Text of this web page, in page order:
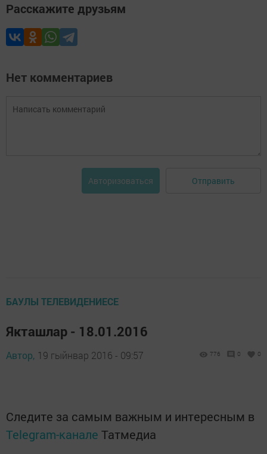
Расскажите друзьям
Нет комментариев
Авторизоваться Отправить
БАУЛЫ ТЕЛЕВИДЕНИЕСЕ
Якташлар - 18.01.2016
Автор, 19 гыйнвар 2016 - 09:57 776 0 0
Следите за самым важным и интересным в
Telegram-канале Татмедиа